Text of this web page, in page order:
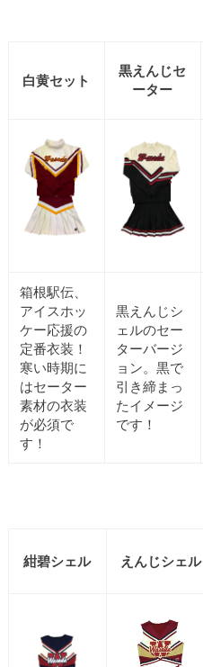
白黄セット
黒えんじセ
ーター
箱根駅伝、
アイスホッ
ケー応援の
定番衣装！
寒い時期に
はセーター
素材の衣装
が必須で
す！
黒えんじシ
ェルのセー
ターバージ
ョン。黒で
引き締まっ
たイメージ
です！
紺碧シェル えんじシェル